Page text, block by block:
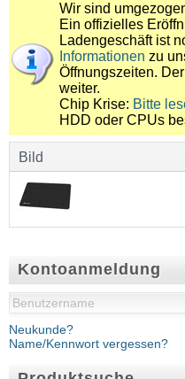
Kontoanmeldung
Neukunde?
Name/Kennwort vergessen?
Wir sind
Ein offizielles
Ladengeschäft ist
Informationen zu
Öffnungszeiten.
weiter.
Chip Krise: Bitte
HDD oder CPUs
Bild